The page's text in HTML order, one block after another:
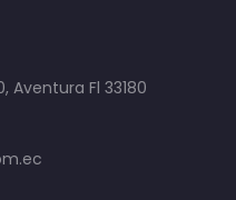
Aventura Fl 33180